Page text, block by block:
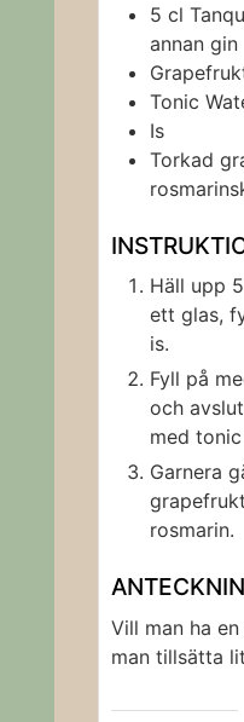
5 cl
annan gin
Tonic
Is
Torkad
Häll upp
ett glas,
is.
Fyll på
och
med
Garnera
rosmarin.
Vill man ha
man tillsätta